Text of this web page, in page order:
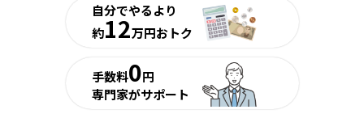
自分でやるより
約12万円おトク
手数料0円
専門家がサポート